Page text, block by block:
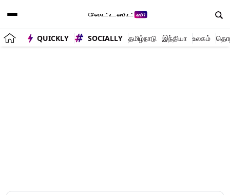
QUICKLY SOCIALLY தமிழ்நாடு இந்தியா உலகம்